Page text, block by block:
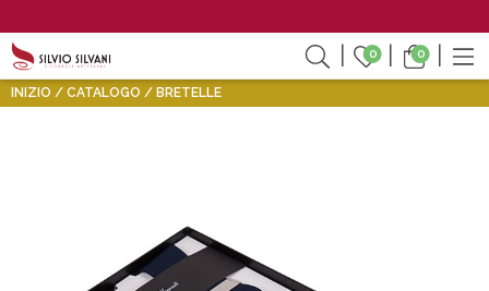
0 0
INIZIO CATALOGO BRETELLE